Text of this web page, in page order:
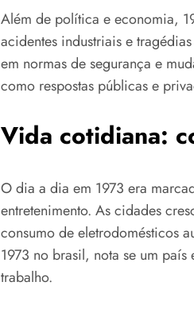
Além de política e economia,
acidentes industriais e
em normas de segurança e
como respostas públicas e
Vida cotidiana:
O dia a dia em 1973 era
entretenimento. As cidades
consumo de eletrodomésticos
1973 no brasil, nota se um
trabalho.